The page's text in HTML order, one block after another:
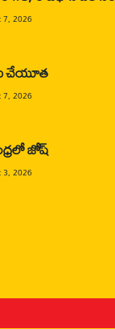
7, 2026
చేయూత
7, 2026
జోష్
3, 2026